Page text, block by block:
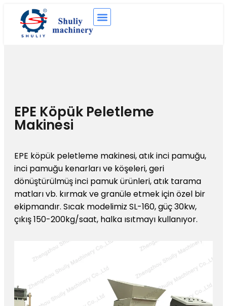
EPE Köpük Peletleme
Makinesi
EPE köpük peletleme makinesi, atık inci pamuğu,
inci pamuğu kenarları ve köşeleri, geri
dönüştürülmüş inci pamuk ürünleri, atık tarama
matları vb. kırmak ve granüle etmek için özel bir
ekipmandır. Sıcak modelimiz SL-160, güç 30kw,
çıkış 150-200kg/saat, halka ısıtmayı kullanıyor.